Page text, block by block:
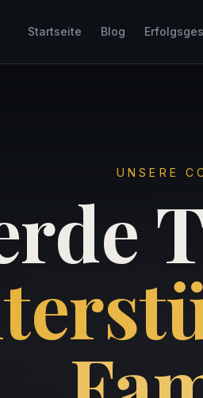
Startseite Blog
UNSERE